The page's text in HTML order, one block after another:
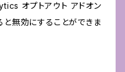
オプトアウト アドオン
と無効にすることができま